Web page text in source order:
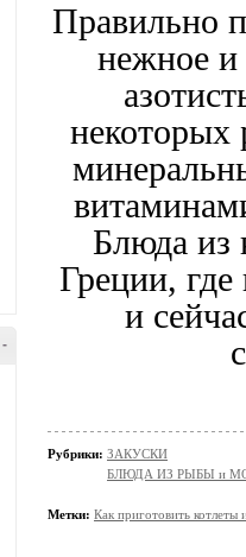
-
Правильно
нежное
Блюда из
Греции,
и
Рубрики: ЗАКУСКИ
БЛЮДА ИЗ РЫБЫ и
Метки: Как приготовить котлеты